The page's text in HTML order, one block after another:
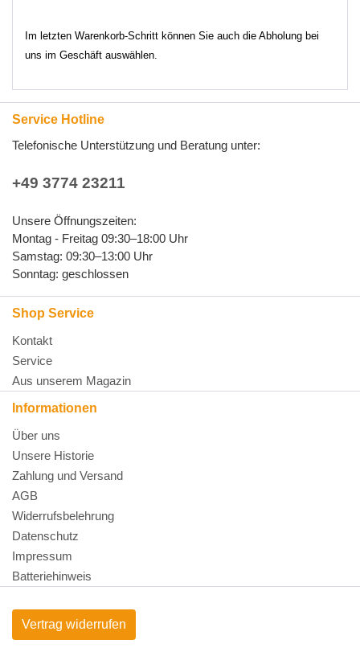
Im letzten Warenkorb-Schritt können Sie auch die Abholung bei
uns im Geschäft auswählen.
Service Hotline
Telefonische Unterstützung und Beratung unter:
+49 3774 23211
Unsere Öffnungszeiten:
Montag - Freitag 09:30–18:00 Uhr
Samstag: 09:30–13:00 Uhr
Sonntag: geschlossen
Shop Service
Kontakt
Service
Aus unserem Magazin
Informationen
Über uns
Unsere Historie
Zahlung und Versand
AGB
Widerrufsbelehrung
Datenschutz
Impressum
Batteriehinweis
Vertrag widerrufen